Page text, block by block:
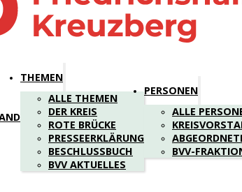
THEMEN
ALLE THEMEN
DER KREIS
ROTE BRÜCKE
PRESSEERKLÄRUNG
BESCHLUSSBUCH
BVV AKTUELLES
PERSONEN
ALLE
BVV-